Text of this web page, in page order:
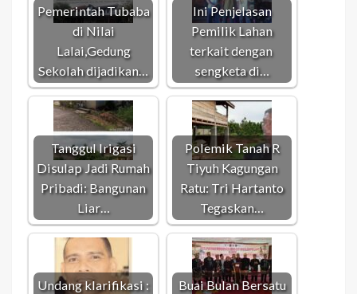
Pemerintah Tubaba
di Nilai
Lalai,Gedung
Sekolah dijadikan…
Ini Penjelasan
Pemilik Lahan
terkait dengan
sengketa di…
Tanggul Irigasi
Disulap Jadi Rumah
Pribadi: Bangunan
Liar…
Polemik Tanah R
Tiyuh Kagungan
Ratu: Tri Hartanto
Tegaskan…
Undang klarifikasi :
Buai Bulan Bersatu